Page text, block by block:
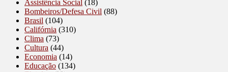
Assistência Social (18)
Bombeiros/Defesa Civil (88)
Brasil (104)
Califórnia (310)
Clima (73)
Cultura (44)
Economia (14)
Educação (134)